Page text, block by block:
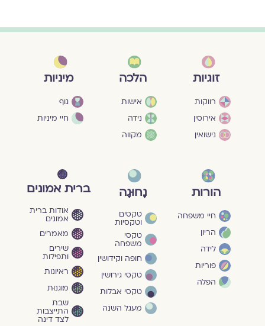
זוגיות
רווקות
אירוסין
נישואין
הלכה
אישות
נידה
מקווה
מיניות
גוף
חיי מיניות
הורות
חיי משפחה
הריון
לידה
פוריות
הפלה
נָחוּגָה
טקסים
וטקסיות
טקסי
משפחה
חופה וקידושין
טקסי גירושין
טקסי אבלות
מעגל השנה
ברית אמונים
אודות ברית
אמונים
מאמרים
שירים
ותפילות
ראיונות
מוגנוּת
שבת
התייצבות
לצד דינה